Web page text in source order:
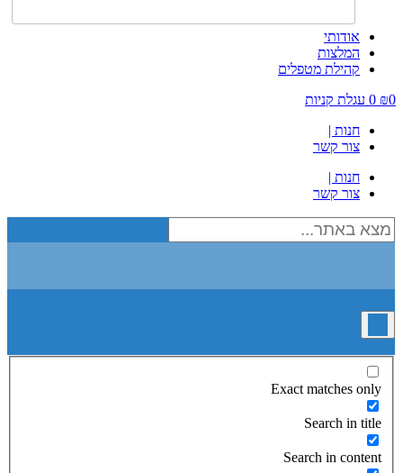
אודותי
המלצות
קהילת מטפלים
₪0
0 עגלת קניות
חנות |
צור קשר
חנות |
צור קשר
Exact matches only
Search in title
Search in content